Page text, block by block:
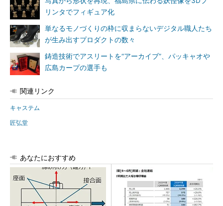
リンタでフィギュア化
単なるモノづくりの枠に収まらないデジタル職人たち
が生み出すプロダクトの数々
鋳造技術でアスリートを“アーカイブ”、パッキャオや
広島カープの選手も
関連リンク
キャステム
匠弘堂
あなたにおすすめ